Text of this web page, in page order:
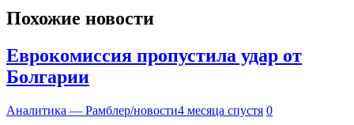
Похожие новости
Еврокомиссия пропустила удар от
Болгарии
Аналитика — Рамблер/новости4 месяца спустя 0